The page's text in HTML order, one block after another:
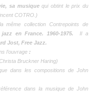
sa musique qui obtint le prix du
COTRO.)
même collection Contrepoints de
en France. 1960-1975.
Il a
Jost, Free Jazz.
l’ouvrage :
Bruckner Haring)
dans les compositions de John
dans la musique de John